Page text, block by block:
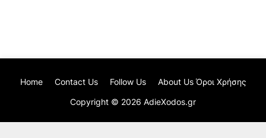
Copyright © 2026 AdieXodos.gr
Home Contact Us Follow Us About Us Όροι Χρήσης